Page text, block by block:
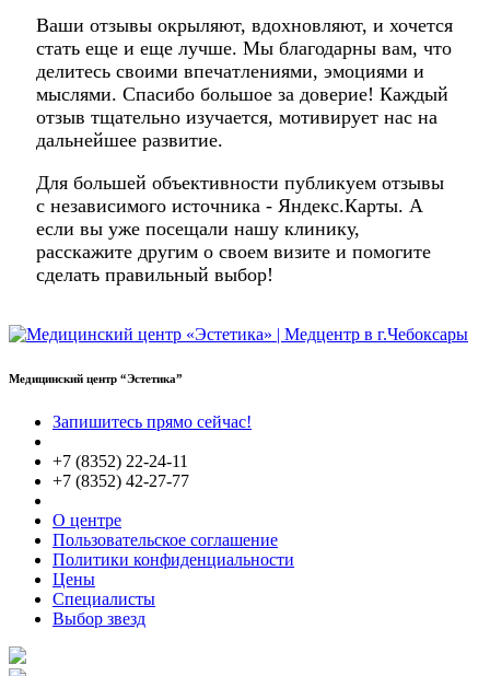
Ваши отзывы окрыляют, вдохновляют, и хочется
стать еще и еще лучше. Мы благодарны вам, что
делитесь своими впечатлениями, эмоциями и
мыслями. Спасибо большое за доверие! Каждый
отзыв тщательно изучается, мотивирует нас на
дальнейшее развитие.
Для большей объективности публикуем отзывы
с независимого источника - Яндекс.Карты. А
если вы уже посещали нашу клинику,
расскажите другим о своем визите и помогите
сделать правильный выбор!
Медицинский центр “Эстетика”
Запишитесь прямо сейчас!
+7 (8352) 22-24-11
+7 (8352) 42-27-77
О центре
Пользовательское соглашение
Политики конфиденциальности
Цены
Специалисты
Выбор звезд